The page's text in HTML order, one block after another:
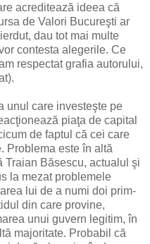
acreditează ideea că
de Valori Bucureşti ar
dau tot mai multe
contesta alegerile. Ce
respectat grafia autorului,
unul care investeşte pe
piaţa de capital
de faptul că cei care
Problema este în altă
Traian Băsescu, actualul şi
la mezat problemele
lui de a numi doi prim-
din care provine,
unui guvern legitim, în
majoritate. Probabil că